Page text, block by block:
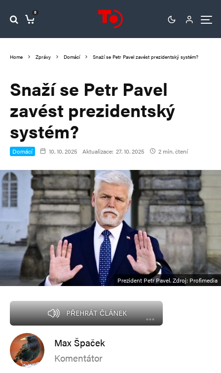
0
Home Zprávy Domácí Snaží se Petr Pavel zavést prezidentský systém?
Snaží se Petr Pavel
zavést prezidentský
systém?
Domácí 10. 10. 2025 Aktualizace: 27. 10. 2025 2 min. čtení
Prezident Petr Pavel. Zdroj: Profimedia
PŘEHRÁT ČLÁNEK
Max Špaček
Komentátor